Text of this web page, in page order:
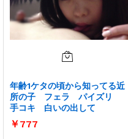
年齢1ケタの頃から知ってる近
所の子 フェラ パイズリ
手コキ 白いの出して
￥777